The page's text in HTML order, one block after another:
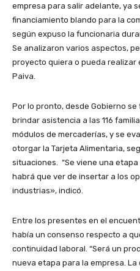
empresa para salir adelante, ya
financiamiento blando para la
según expuso la funcionaria
Se analizaron varios aspectos,
proyecto quiera o pueda realizar
Paiva.
Por lo pronto, desde Gobierno
brindar asistencia a las 116
módulos de mercaderías, y se
otorgar la Tarjeta Alimentaria,
situaciones. “Se viene una
habrá que ver de insertar a los
industrias», indicó.
Entre los presentes en el
había un consenso respecto a
continuidad laboral. “Será un
nueva etapa para la empresa.